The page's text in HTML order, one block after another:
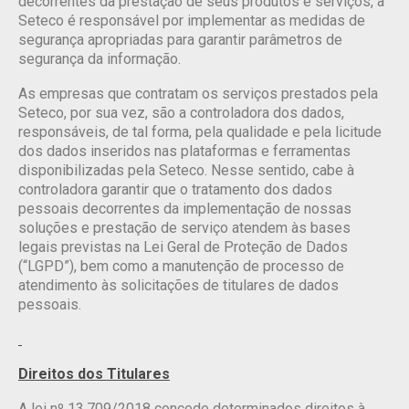
Seteco é responsável por implementar as medidas de
segurança apropriadas para garantir parâmetros de
segurança da informação.
As empresas que contratam os serviços prestados pela
Seteco, por sua vez, são a controladora dos dados,
responsáveis, de tal forma, pela qualidade e pela licitude
dos dados inseridos nas plataformas e ferramentas
disponibilizadas pela Seteco. Nesse sentido, cabe à
controladora garantir que o tratamento dos dados
pessoais decorrentes da implementação de nossas
soluções e prestação de serviço atendem às bases
legais previstas na Lei Geral de Proteção de Dados
(“LGPD”), bem como a manutenção de processo de
atendimento às solicitações de titulares de dados
pessoais.
Direitos dos Titulares